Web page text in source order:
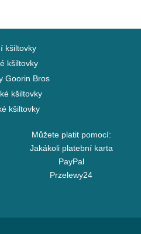
kšiltovky
kšiltovky
Goorin Bros
kšiltovky
kšiltovky
Můžete platit pomocí:
Jakákoli platební karta
PayPal
Przelewy24